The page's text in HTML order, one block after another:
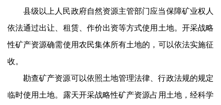
县级以上人民政府自然资源主管部门应当保障矿业权人
依法通过出让、租赁、作价出资等方式使用土地。开采战略
性矿产资源确需使用农民集体所有土地的，可以依法实施征
收。
勘查矿产资源可以依照土地管理法律、行政法规的规定
临时使用土地。露天开采战略性矿产资源占用土地，经科学